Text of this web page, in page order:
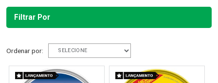
Filtrar Por
Ordenar por: